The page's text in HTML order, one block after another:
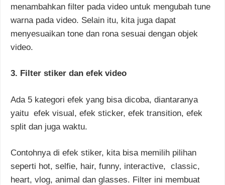
menambahkan filter pada video untuk mengubah tune
warna pada video. Selain itu, kita juga dapat
menyesuaikan tone dan rona sesuai dengan objek
video.
3. Filter stiker dan efek video
Ada 5 kategori efek yang bisa dicoba, diantaranya
yaitu efek visual, efek sticker, efek transition, efek
split dan juga waktu.
Contohnya di efek stiker, kita bisa memilih pilihan
seperti hot, selfie, hair, funny, interactive, classic,
heart, vlog, animal dan glasses. Filter ini membuat